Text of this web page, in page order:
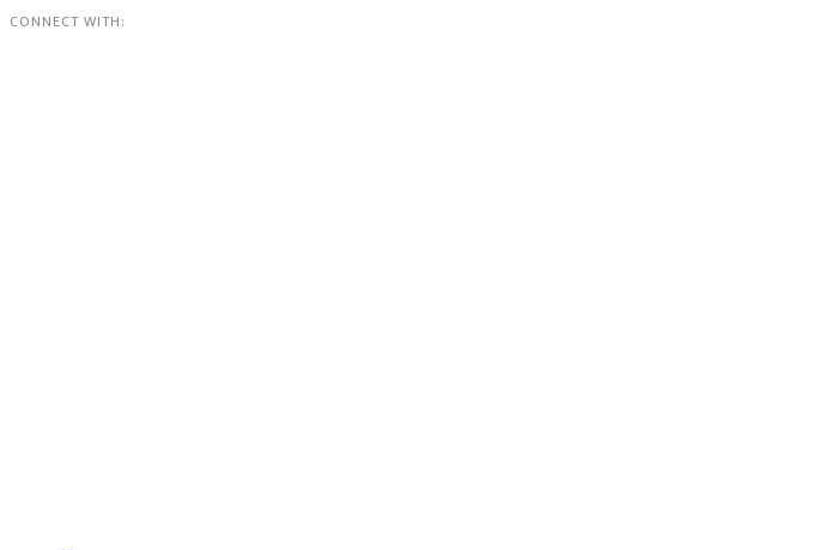
CONNECT WITH: